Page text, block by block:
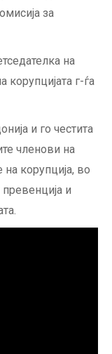
за
на
г-ѓа
и го честита
членови на
корупција, во
и